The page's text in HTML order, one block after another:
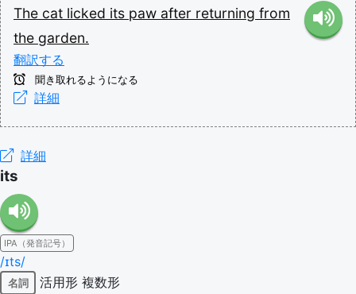
The cat licked its paw after returning from
the garden.
翻訳する
聞き取れるようになる
詳細
詳細
its
IPA（発音記号）
/ɪts/
名詞 活用形 複数形